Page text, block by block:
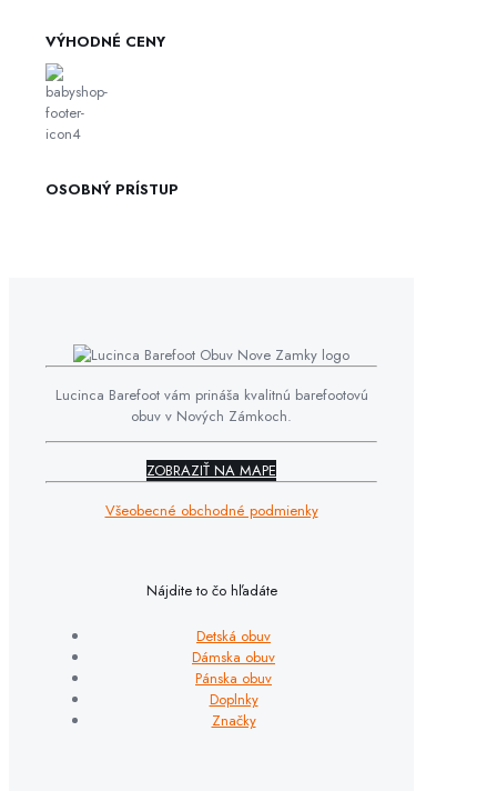
VÝHODNÉ CENY
OSOBNÝ PRÍSTUP
Lucinca Barefoot vám prináša kvalitnú barefootovú
obuv v Nových Zámkoch.
ZOBRAZIŤ NA MAPE
Všeobecné obchodné podmienky
Nájdite to čo hľadáte
Detská obuv
Dámska obuv
Pánska obuv
Doplnky
Značky